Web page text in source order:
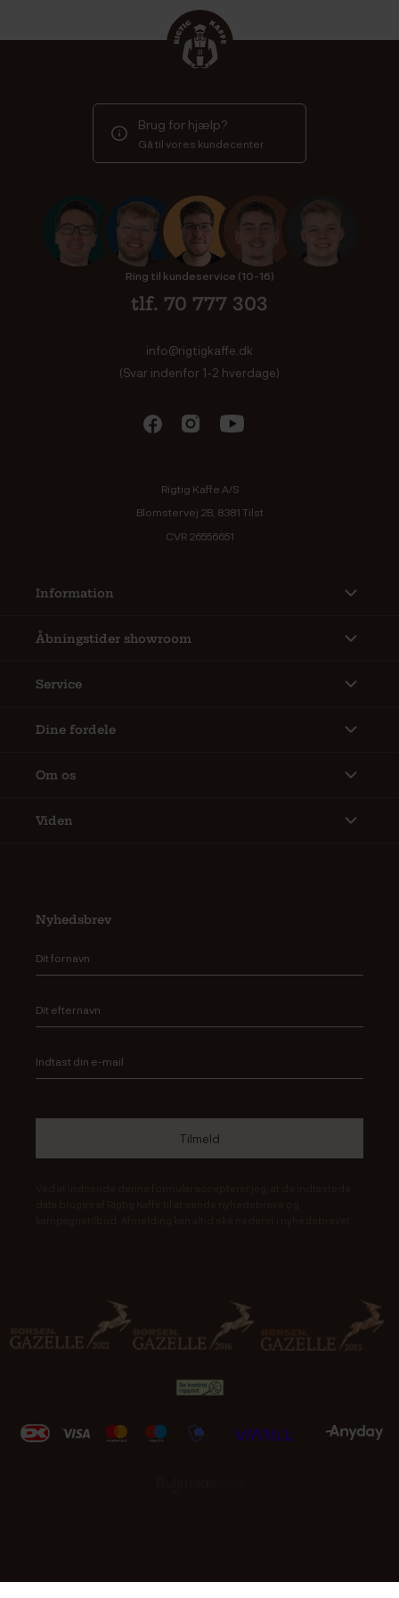
Brug for hjælp?
Gå til vores kundecenter
Ring til kundeservice (10-16)
tlf. 70 777 303
info@rigtigkaffe.dk
(Svar indenfor 1-2 hverdage)
Rigtig Kaffe A/S
Blomstervej 2B, 8381 Tilst
CVR 26556651
Information
Åbningstider showroom
Service
Dine fordele
Om os
Viden
Nyhedsbrev